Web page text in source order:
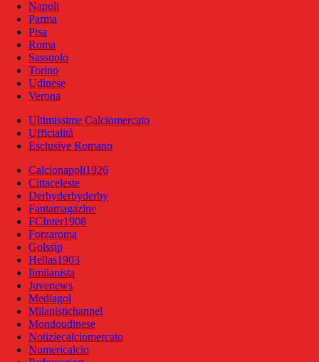
Napoli
Parma
Pisa
Roma
Sassuolo
Torino
Udinese
Verona
Ultimissime Calciomercato
Ufficialità
Esclusive Romano
Calcionapoli1926
Cittaceleste
Derbyderbyderby
Fantamagazine
FCInter1908
Forzaroma
Golssip
Hellas1903
Ilmilanista
Juvenews
Mediagol
Milanistichannel
Mondoudinese
Notiziecalciomercato
Numericalcio